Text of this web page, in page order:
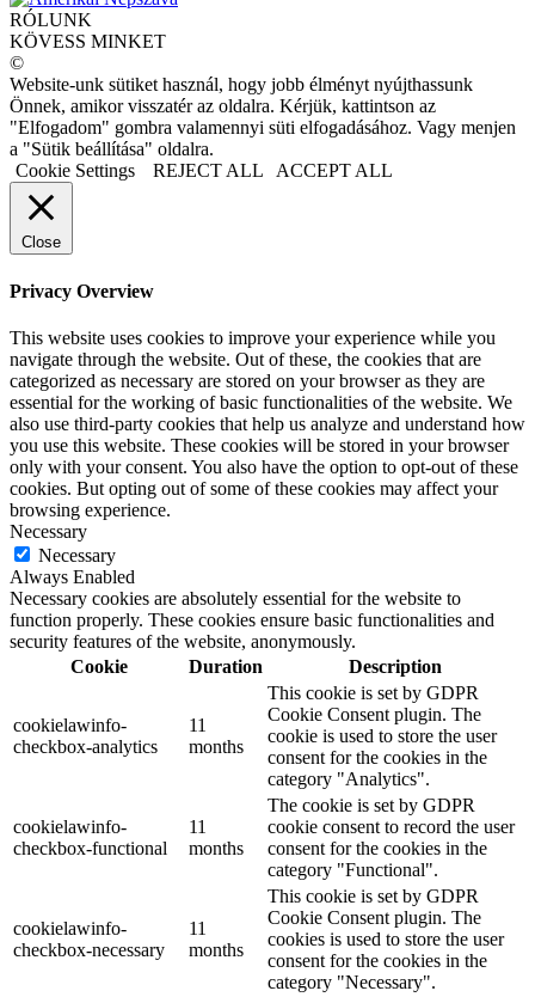
RÓLUNK
KÖVESS MINKET
©
Website-unk sütiket használ, hogy jobb élményt nyújthassunk
Önnek, amikor visszatér az oldalra. Kérjük, kattintson az
"Elfogadom" gombra valamennyi süti elfogadásához. Vagy menjen
a "Sütik beállítása" oldalra.
Cookie Settings
REJECT ALL ACCEPT ALL
Close
Privacy Overview
This website uses cookies to improve your experience while you
navigate through the website. Out of these, the cookies that are
categorized as necessary are stored on your browser as they are
essential for the working of basic functionalities of the website. We
also use third-party cookies that help us analyze and understand how
you use this website. These cookies will be stored in your browser
only with your consent. You also have the option to opt-out of these
cookies. But opting out of some of these cookies may affect your
browsing experience.
Necessary
Necessary
Always Enabled
Necessary cookies are absolutely essential for the website to
function properly. These cookies ensure basic functionalities and
security features of the website, anonymously.
Cookie
Duration Description
cookielawinfo-
checkbox-analytics
11
months
This cookie is set by GDPR
Cookie Consent plugin. The
cookie is used to store the user
consent for the cookies in the
category "Analytics".
cookielawinfo-
checkbox-functional
11
months
The cookie is set by GDPR
cookie consent to record the user
consent for the cookies in the
category "Functional".
cookielawinfo-
checkbox-necessary
11
months
This cookie is set by GDPR
Cookie Consent plugin. The
cookies is used to store the user
consent for the cookies in the
category "Necessary".